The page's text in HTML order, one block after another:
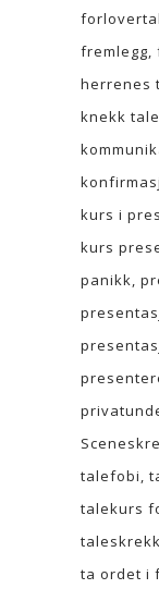
fremlegg
herrenes
knekk
kurs i
kurs
panikk
talefobi
talekurs
ta ordet i